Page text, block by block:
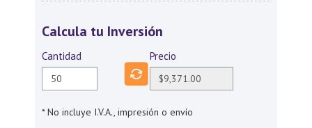
Calcula tu Inversión
Cantidad Precio
* No incluye I.V.A., impresión o envío